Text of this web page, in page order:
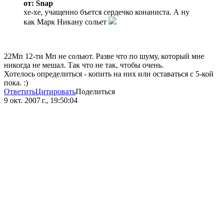
от: Snap
хе-хе, учащенно бъется сердечко конаниста. А ну
как Марк Никану сольет
22Мп 12-ти Мп не сольют. Разве что по шуму, который мне
никогда не мешал. Так что не так, чтобы очень.
Хотелось определиться - копить на них или оставаться с 5-кой
пока. :)
ОтветитьЦитироватьПоделиться
9 окт. 2007 г., 19:50:04